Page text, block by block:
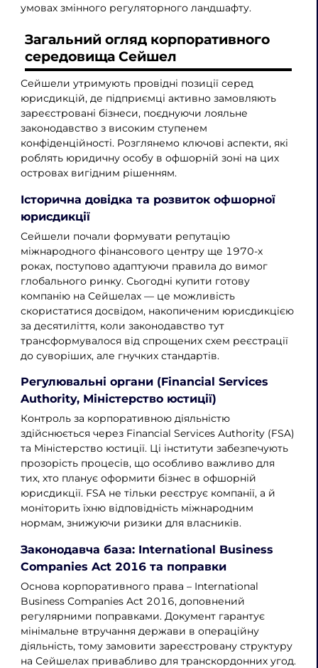
умовах змінного регуляторного ландшафту.
Загальний огляд корпоративного
середовища Сейшел
Сейшели утримують провідні позиції серед
юрисдикцій, де підприємці активно замовляють
зареєстровані бізнеси, поєднуючи лояльне
законодавство з високим ступенем
конфіденційності. Розглянемо ключові аспекти, які
роблять юридичну особу в офшорній зоні на цих
островах вигідним рішенням.
Історична довідка та розвиток офшорної
юрисдикції
Сейшели почали формувати репутацію
міжнародного фінансового центру ще 1970-х
роках, поступово адаптуючи правила до вимог
глобального ринку. Сьогодні купити готову
компанію на Сейшелах — це можливість
скористатися досвідом, накопиченим юрисдикцією
за десятиліття, коли законодавство тут
трансформувалося від спрощених схем реєстрації
до суворіших, але гнучких стандартів.
Регулювальні органи (Financial Services
Authority, Міністерство юстиції)
Контроль за корпоративною діяльністю
здійснюється через Financial Services Authority (FSA)
та Міністерство юстиції. Ці інститути забезпечують
прозорість процесів, що особливо важливо для
тих, хто планує оформити бізнес в офшорній
юрисдикції. FSA не тільки реєструє компанії, а й
моніторить їхню відповідність міжнародним
нормам, знижуючи ризики для власників.
Законодавча база: International Business
Companies Act 2016 та поправки
Основа корпоративного права – International
Business Companies Act 2016, доповнений
регулярними поправками. Документ гарантує
мінімальне втручання держави в операційну
діяльність, тому замовити зареєстровану структуру
на Сейшелах привабливо для транскордонних угод.